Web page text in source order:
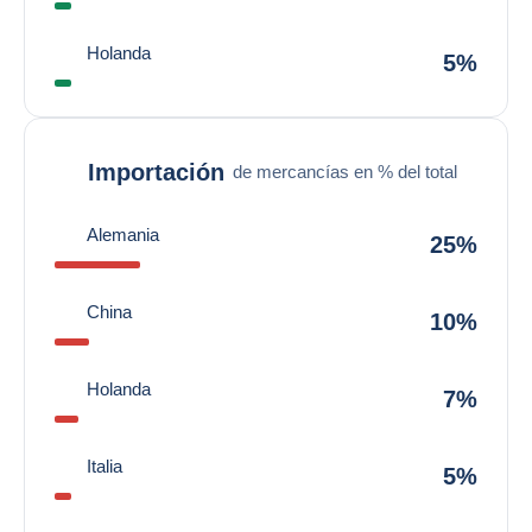
Holanda 5%
Importación de mercancías en % del total
Alemania 25%
China 10%
Holanda 7%
Italia 5%